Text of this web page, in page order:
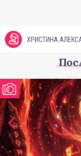
ХРИСТИНА